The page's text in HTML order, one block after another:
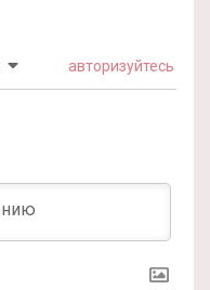
авторизуйтесь